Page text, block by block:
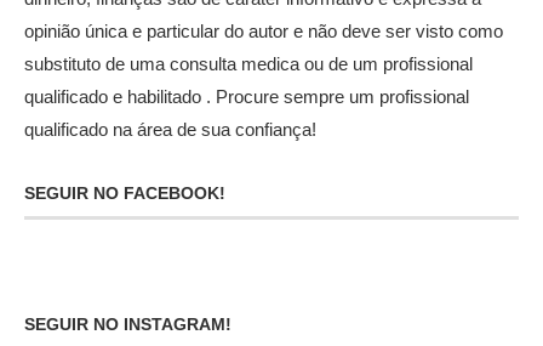
dinheiro, finanças são de caráter informativo e expressa a
opinião única e particular do autor e não deve ser visto como
substituto de uma consulta medica ou de um profissional
qualificado e habilitado . Procure sempre um profissional
SEGUIR NO FACEBOOK!